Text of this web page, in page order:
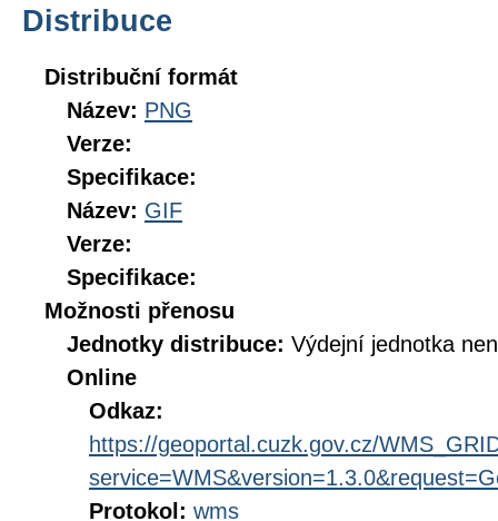
Distribuce
Distribuční formát
Název: PNG
Verze:
Specifikace:
Název: GIF
Verze:
Specifikace:
Možnosti přenosu
Jednotky distribuce: Výdejní jednotka
Online
Odkaz:
https://geoportal.cuzk.gov.cz/
Protokol: wms